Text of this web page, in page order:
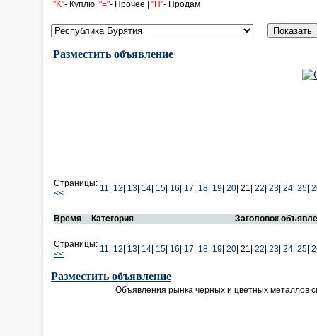
"K"- Куплю| "="- Прочее | "П"- Продам
Разместить объявление
Страницы:
<<
11 12 13 14 15 16 17 18 19 20 21| 22 23 24 25
Время Категория Заголовок
Страницы:
<<
11 12 13 14 15 16 17 18 19 20 21| 22 23 24 25
Разместить объявление
Объявления рынка черных и цветных металлов